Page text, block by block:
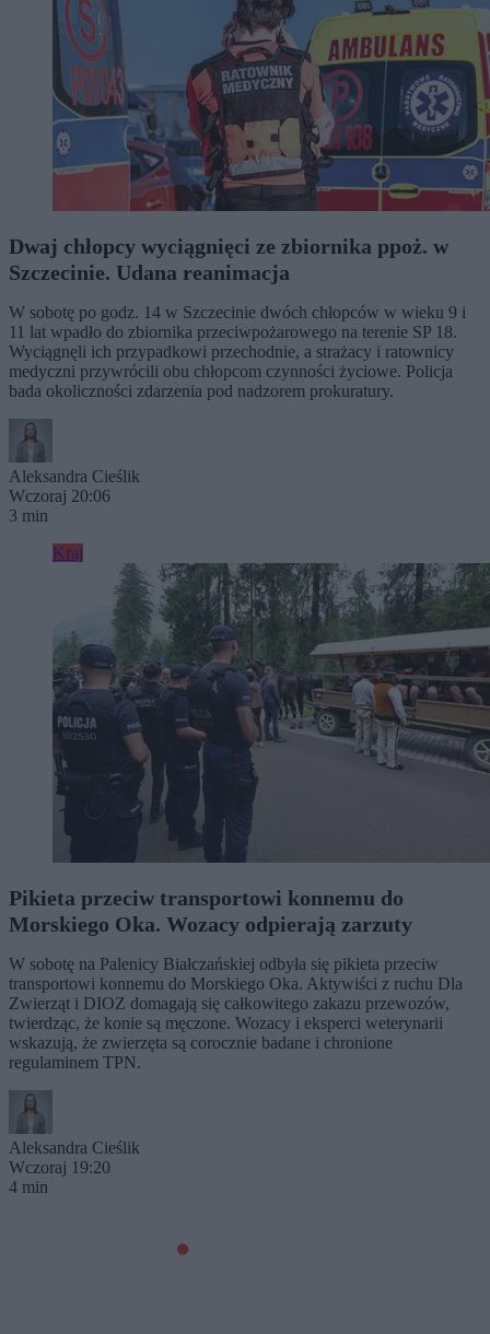
Dwaj chłopcy wyciągnięci ze zbiornika ppoż. w
Szczecinie. Udana reanimacja
W sobotę po godz. 14 w Szczecinie dwóch chłopców w wieku 9 i
11 lat wpadło do zbiornika przeciwpożarowego na terenie SP 18.
Wyciągnęli ich przypadkowi przechodnie, a strażacy i ratownicy
medyczni przywrócili obu chłopcom czynności życiowe. Policja
bada okoliczności zdarzenia pod nadzorem prokuratury.
Aleksandra Cieślik
Wczoraj 20:06
3 min
Kraj
Pikieta przeciw transportowi konnemu do
Morskiego Oka. Wozacy odpierają zarzuty
W sobotę na Palenicy Białczańskiej odbyła się pikieta przeciw
transportowi konnemu do Morskiego Oka. Aktywiści z ruchu Dla
Zwierząt i DIOZ domagają się całkowitego zakazu przewozów,
twierdząc, że konie są męczone. Wozacy i eksperci weterynarii
wskazują, że zwierzęta są corocznie badane i chronione
regulaminem TPN.
Aleksandra Cieślik
Wczoraj 19:20
4 min